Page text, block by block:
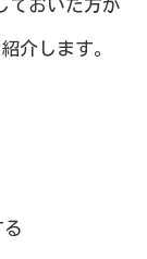
ておいた方が
介します。